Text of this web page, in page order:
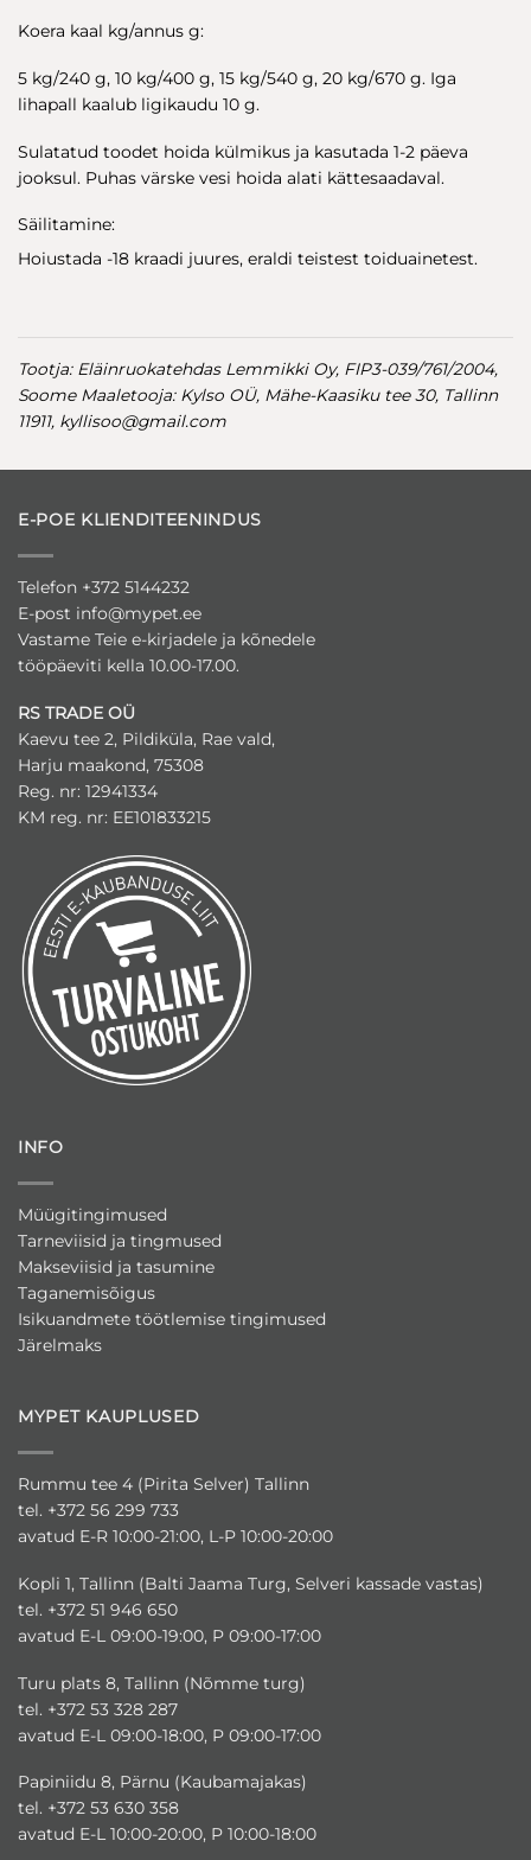
Koera kaal kg/annus g:
5 kg/240 g, 10 kg/400 g, 15 kg/540 g, 20 kg/670 g. Iga
lihapall kaalub ligikaudu 10 g.
Sulatatud toodet hoida külmikus ja kasutada 1-2 päeva
jooksul. Puhas värske vesi hoida alati kättesaadaval.
Säilitamine:
Hoiustada -18 kraadi juures, eraldi teistest toiduainetest.
Tootja: Eläinruokatehdas Lemmikki Oy, FIP3-039/761/2004,
Soome Maaletooja: Kylso OÜ, Mähe-Kaasiku tee 30, Tallinn
11911, kyllisoo@gmail.com
E-POE KLIENDITEENINDUS
Telefon +372 5144232
E-post info@mypet.ee
Vastame Teie e-kirjadele ja kõnedele
tööpäeviti kella 10.00-17.00.
RS TRADE OÜ
Kaevu tee 2, Pildiküla, Rae vald,
Harju maakond, 75308
Reg. nr: 12941334
KM reg. nr: EE101833215
INFO
Müügitingimused
Tarneviisid ja tingmused
Makseviisid ja tasumine
Taganemisõigus
Isikuandmete töötlemise tingimused
Järelmaks
MYPET KAUPLUSED
Rummu tee 4 (Pirita Selver) Tallinn
tel. +372 56 299 733
avatud E-R 10:00-21:00, L-P 10:00-20:00
Kopli 1, Tallinn (Balti Jaama Turg, Selveri kassade vastas)
tel. +372 51 946 650
avatud E-L 09:00-19:00, P 09:00-17:00
Turu plats 8, Tallinn (Nõmme turg)
tel. +372 53 328 287
avatud E-L 09:00-18:00, P 09:00-17:00
Papiniidu 8, Pärnu (Kaubamajakas)
tel. +372 53 630 358
avatud E-L 10:00-20:00, P 10:00-18:00